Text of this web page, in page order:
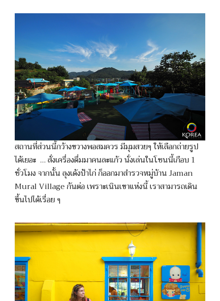
สถานที่ส่วนนี้กว้างขวางพอสมควร มีมุมสวยๆ ให้เลือกถ่ายรูป
ได้เยอะ … สั่งเครื่องดื่มมาคนละแก้ว นั่งเล่นในโซนนี้เกือบ 1
ชั่วโมง จากนั้น ลุงเด้งป้าไก่ ก็ออกมาสำรวจหมู่บ้าน Jaman
Mural Village กันต่อ เพราะเนินเขาแห่งนี้ เราสามารถเดิน
ขึ้นไปได้เรื่อย ๆ